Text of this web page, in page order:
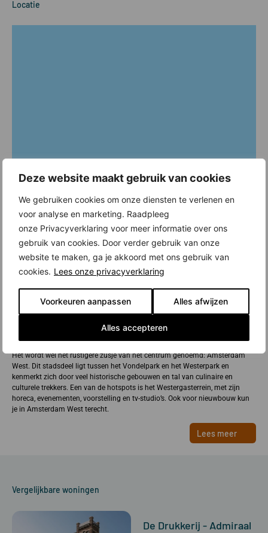
Deze website maakt gebruik van cookies
We gebruiken cookies om onze diensten te verlenen en
voor analyse en marketing. Raadpleeg
onze Privacyverklaring voor meer informatie over ons
gebruik van cookies. Door verder gebruik van onze
website te maken, ga je akkoord met ons gebruik van
cookies. Lees onze privacyverklaring
Voorkeuren aanpassen Alles afwijzen
Alles accepteren
Locatie
Nieuwbouw in Amsterdam West
Het wordt wel het rustigere zusje van het centrum genoemd: Amsterdam
West. Dit stadsdeel ligt tussen het Vondelpark en het Westerpark en
kenmerkt zich door veel historische gebouwen en tal van culinaire en
culturele trekkers. Een van de hotspots is het Westergasterrein, met zijn
horeca, evenementen, voorstelling en tv-studio’s. Ook voor nieuwbouw kun
je in Amsterdam West terecht.
Lees meer
Vergelijkbare woningen
De Drukkerij - Admiraal